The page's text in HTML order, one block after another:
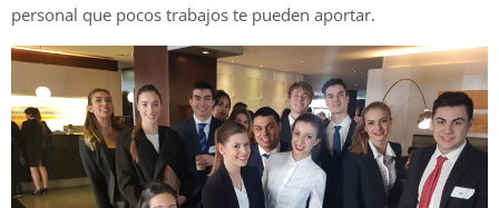
personal que pocos trabajos te pueden aportar.